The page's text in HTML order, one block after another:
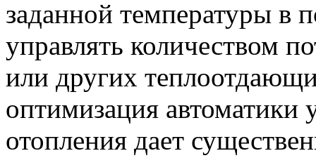
заданной температуры в
управлять количеством
или других
оптимизация автоматики
отопления дает